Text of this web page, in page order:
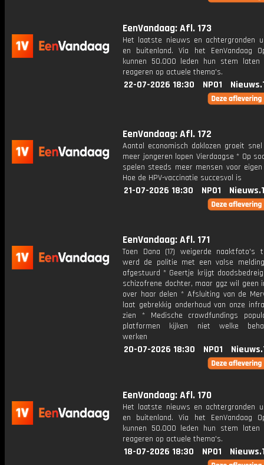
EenVandaag: Afl. 173
Het laatste nieuws en achtergronden
en buitenland. Via het EenVandaag
kunnen 50.000 leden hun stem laten
reageren op actuele thema's.
22-07-2026 18:30 NPO1
EenVandaag: Afl. 172
Aantal economisch daklozen groeit
meer jongeren lopen Vierdaagse * Op
spelen steeds meer mensen voor
Hoe de HPV-vaccinatie succesvol is
21-07-2026 18:30 NPO1
EenVandaag: Afl. 171
Toen Dana (17) weigerde naaktfoto's
werd de politie met een valse
afgestuurd * Geertje krijgt
schizofrene dochter, maar ggz wil geen
over haar delen * Afsluiting van de
laat gebrekkig onderhoud van onze
zien * Medische crowdfundings
platformen kijken niet welke
werken
20-07-2026 18:30 NPO1
EenVandaag: Afl. 170
Het laatste nieuws en achtergronden
en buitenland. Via het EenVandaag
kunnen 50.000 leden hun stem laten
reageren op actuele thema's.
18-07-2026 18:30 NPO1